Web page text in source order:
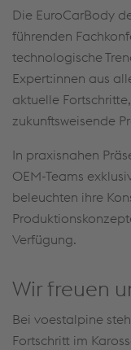
Die EuroCarBody
führenden
technologische
Expert:innen aus
aktuelle
zukunftsweisende
In praxisnahen
OEM-Teams
beleuchten ihre
Verfügung.
Wir freuen
Bei voestalpine
Fortschritt im